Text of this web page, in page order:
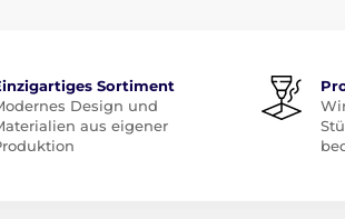
Sortiment
Design und
aus eigener